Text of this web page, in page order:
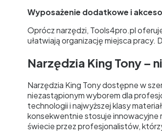
Wyposażenie dodatkowe i
Oprócz narzędzi, Tools4pro.pl
ułatwiają organizację miejsca pracy.
Narzędzia King Tony –
Narzędzia King Tony dostępne w
niezastąpionym wyborem dla
technologii i najwyższej klasy
konsekwentnie stosuje innowacyjne
świecie przez profesjonalistów,